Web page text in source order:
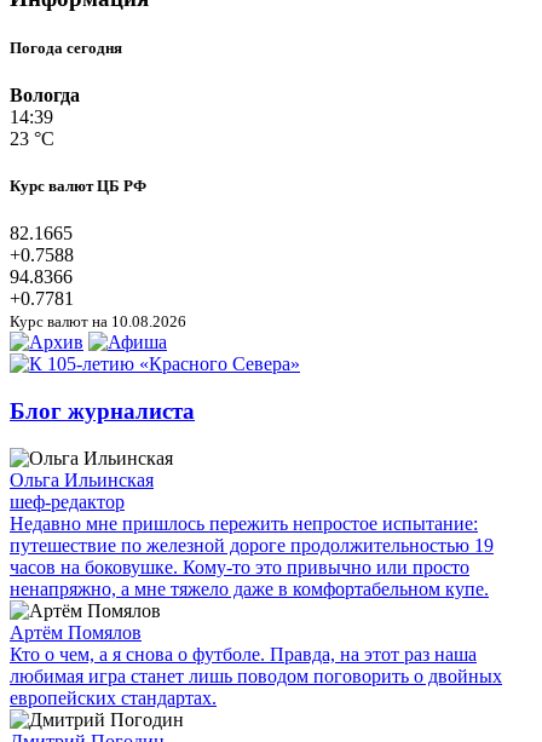
Погода сегодня
Вологда
14:39
23 °C
Курс валют ЦБ РФ
82.1665
+0.7588
94.8366
+0.7781
Курс валют на 10.08.2026
Блог журналиста
Ольга Ильинская
шеф-редактор
Недавно мне пришлось пережить непростое испытание:
путешествие по железной дороге продолжительностью 19
часов на боковушке. Кому-то это привычно или просто
ненапряжно, а мне тяжело даже в комфортабельном купе.
Артём Помялов
Кто о чем, а я снова о футболе. Правда, на этот раз наша
любимая игра станет лишь поводом поговорить о двойных
европейских стандартах.